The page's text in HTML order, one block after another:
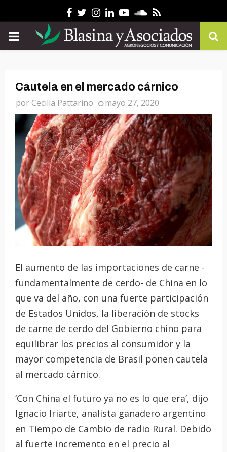
Facebook
Twitter
Instagram
Linkedin
YoutubeSoundcloud
Rss
PRIMARY
Cautela en el mercado cárnico
porCecilia Pattarino mayo 27, 2020
El aumento de las importaciones de carne -
fundamentalmente de cerdo- de China en lo
que va del año, con una fuerte participación
de Estados Unidos, la liberación de stocks
de carne de cerdo del Gobierno chino para
equilibrar los precios al consumidor y la
mayor competencia de Brasil ponen cautela
al mercado cárnico.
‘Con China el futuro ya no es lo que era’, dijo
Ignacio Iriarte, analista ganadero argentino
en Tiempo de Cambio de radio Rural. Debido
al fuerte incremento en el precio al